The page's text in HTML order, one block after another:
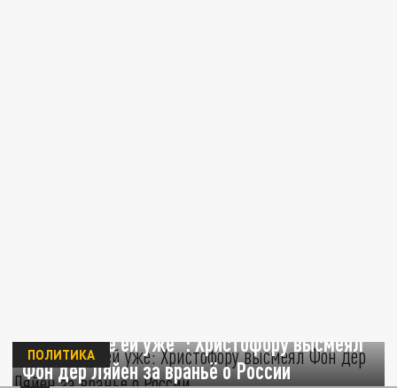
"Объясните ей уже": Христофору высмеял
Фон дер Ляйен за враньё о России
ПОЛИТИКА